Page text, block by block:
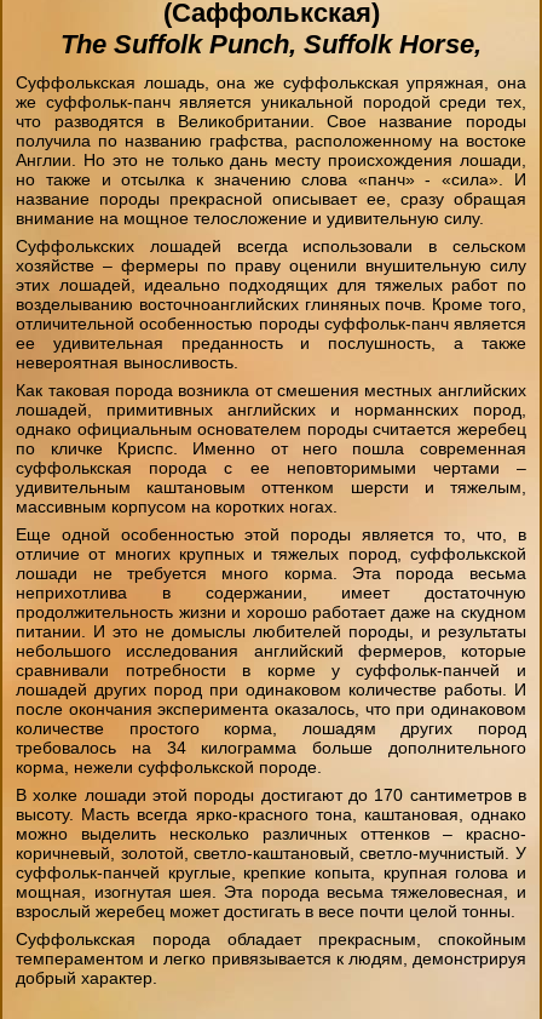
(Саффолькская)
The Suffolk Punch, Suffolk Horse,
Суффолькская лошадь, она же суффолькская упряжная, она
же суффольк-панч является уникальной породой среди тех,
что разводятся в Великобритании. Свое название породы
получила по названию графства, расположенному на востоке
Англии. Но это не только дань месту происхождения лошади,
но также и отсылка к значению слова «панч» - «сила». И
название породы прекрасной описывает ее, сразу обращая
внимание на мощное телосложение и удивительную силу.
Суффолькских лошадей всегда использовали в сельском
хозяйстве – фермеры по праву оценили внушительную силу
этих лошадей, идеально подходящих для тяжелых работ по
возделыванию восточноанглийских глиняных почв. Кроме того,
отличительной особенностью породы суффольк-панч является
ее удивительная преданность и послушность, а также
невероятная выносливость.
Как таковая порода возникла от смешения местных английских
лошадей, примитивных английских и норманнских пород,
однако официальным основателем породы считается жеребец
по кличке Криспс. Именно от него пошла современная
суффолькская порода с ее неповторимыми чертами –
удивительным каштановым оттенком шерсти и тяжелым,
массивным корпусом на коротких ногах.
Еще одной особенностью этой породы является то, что, в
отличие от многих крупных и тяжелых пород, суффолькской
лошади не требуется много корма. Эта порода весьма
неприхотлива в содержании, имеет достаточную
продолжительность жизни и хорошо работает даже на скудном
питании. И это не домыслы любителей породы, и результаты
небольшого исследования английский фермеров, которые
сравнивали потребности в корме у суффольк-панчей и
лошадей других пород при одинаковом количестве работы. И
после окончания эксперимента оказалось, что при одинаковом
количестве простого корма, лошадям других пород
требовалось на 34 килограмма больше дополнительного
корма, нежели суффолькской породе.
В холке лошади этой породы достигают до 170 сантиметров в
высоту. Масть всегда ярко-красного тона, каштановая, однако
можно выделить несколько различных оттенков – красно-
коричневый, золотой, светло-каштановый, светло-мучнистый. У
суффольк-панчей круглые, крепкие копыта, крупная голова и
мощная, изогнутая шея. Эта порода весьма тяжеловесная, и
взрослый жеребец может достигать в весе почти целой тонны.
Суффолькская порода обладает прекрасным, спокойным
темпераментом и легко привязывается к людям, демонстрируя
добрый характер.
Чёрный Список
Бесплатный постой лошадей
Техника Безопасности
"День на конюшне" (будни)
Экспресс- обучение за 4 часа
Фотосессии
Лакомства для животных
Как одеваться на конную прогулку
Вопросы-ответы
Стили верховой езды
Советы
Школа лошади
Ветеринария
Амуниция лошадей
Подбор лошади параметры
Домик в аренду